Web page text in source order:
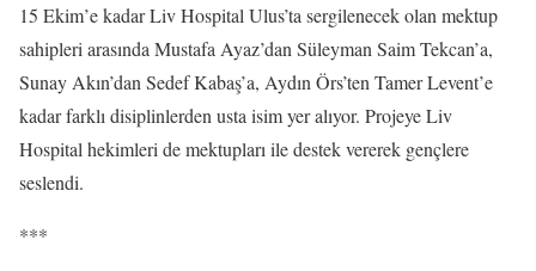
15 Ekim’e kadar Liv Hospital Ulus’ta sergilenecek olan mektup
sahipleri arasında Mustafa Ayaz’dan Süleyman Saim Tekcan’a,
Sunay Akın’dan Sedef Kabaş’a, Aydın Örs’ten Tamer Levent’e
kadar farklı disiplinlerden usta isim yer alıyor. Projeye Liv
Hospital hekimleri de mektupları ile destek vererek gençlere
seslendi.
***